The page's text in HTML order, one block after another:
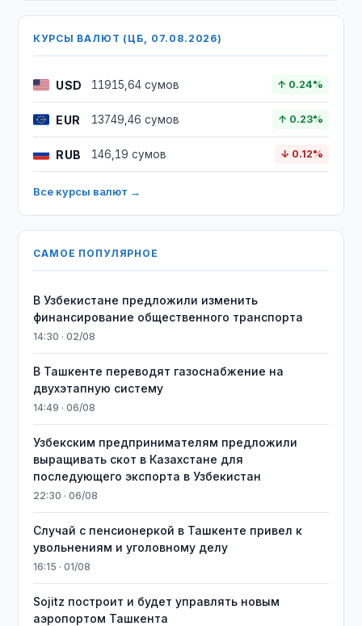
КУРСЫ ВАЛЮТ (ЦБ, 07.08.2026)
USD 11915,64 сумов ↑ 0.24%
EUR 13749,46 сумов ↑ 0.23%
RUB 146,19 сумов ↓ 0.12%
Все курсы валют →
САМОЕ ПОПУЛЯРНОЕ
В Узбекистане предложили изменить
финансирование общественного транспорта
14:30 · 02/08
В Ташкенте переводят газоснабжение на
двухэтапную систему
14:49 · 06/08
Узбекским предпринимателям предложили
выращивать скот в Казахстане для
последующего экспорта в Узбекистан
22:30 · 06/08
Случай с пенсионеркой в Ташкенте привел к
увольнениям и уголовному делу
16:15 · 01/08
Sojitz построит и будет управлять новым
аэропортом Ташкента